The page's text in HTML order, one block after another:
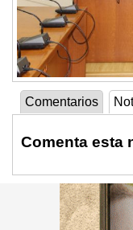
Comentarios
Comenta esta